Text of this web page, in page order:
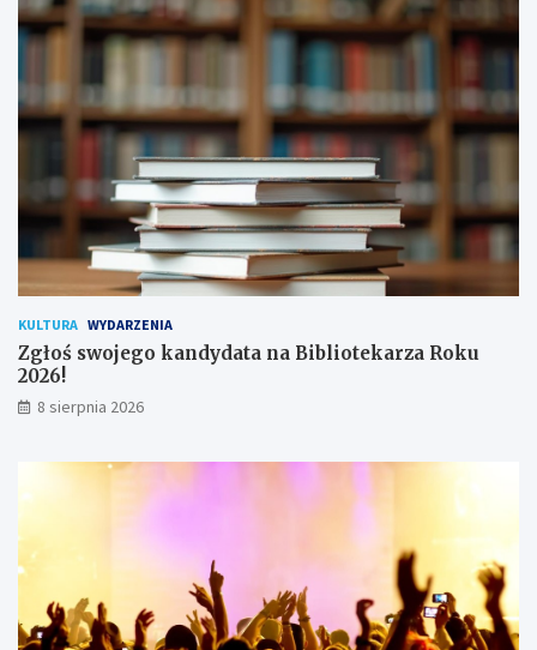
a
n
!
d
y
h
u
ż
o
n
i
ó
w
KULTURA WYDARZENIA
Zgłoś swojego kandydata na Bibliotekarza Roku
2026!
8 sierpnia 2026